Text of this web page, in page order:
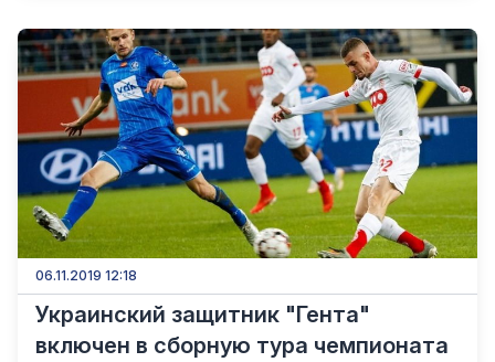
06.11.2019 12:18
Украинский защитник "Гента"
включен в сборную тура чемпионата